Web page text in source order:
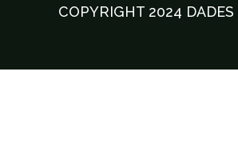
COPYRIGHT 2024 DADES